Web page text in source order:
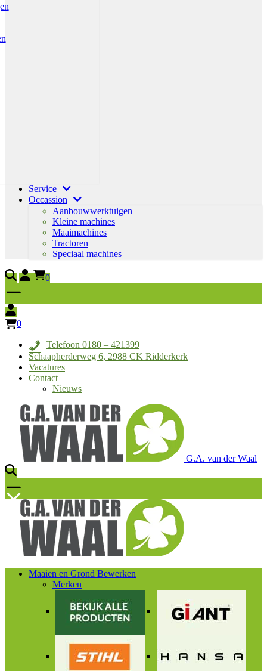
Service
Occassion
Aanbouwwerktuigen
Kleine machines
Maaimachines
Tractoren
Speciaal machines
0
0
Telefoon 0180 – 421399
Schaapherderweg 6, 2988 CK Ridderkerk
Vacatures
Contact
Nieuws
G.A. van der Waal
Maaien en Grond Bewerken
Merken